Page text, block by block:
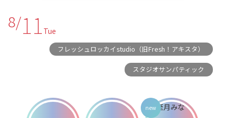
8/11 Tue
フレッシュロッカイstudio（旧Fresh！アキスタ）
スタジオサンパティック